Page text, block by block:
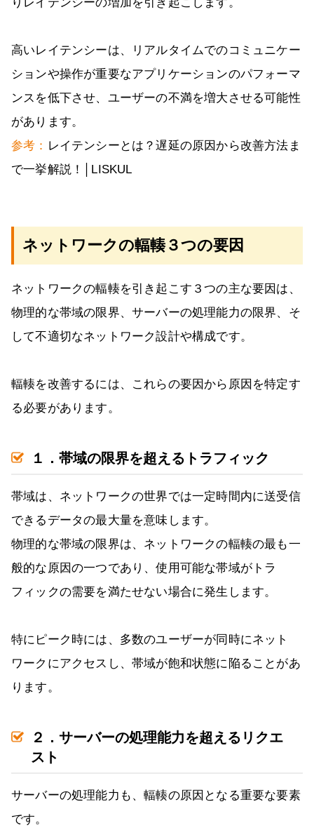
高いレイテンシーは、リアルタイムでのコミュニケー
ションや操作が重要なアプリケーションのパフォーマ
ンスを低下させ、ユーザーの不満を増大させる可能性
があります。
参考： レイテンシーとは？遅延の原因から改善方法ま
で一挙解説！│LISKUL
ネットワークの輻輳３つの要因
ネットワークの輻輳を引き起こす３つの主な要因は、
物理的な帯域の限界、サーバーの処理能力の限界、そ
して不適切なネットワーク設計や構成です。
輻輳を改善するには、これらの要因から原因を特定す
る必要があります。
１．帯域の限界を超えるトラフィック
帯域は、ネットワークの世界では一定時間内に送受信
できるデータの最大量を意味します。
物理的な帯域の限界は、ネットワークの輻輳の最も一
般的な原因の一つであり、使用可能な帯域がトラ
フィックの需要を満たせない場合に発生します。
特にピーク時には、多数のユーザーが同時にネット
ワークにアクセスし、帯域が飽和状態に陥ることがあ
ります。
２．サーバーの処理能力を超えるリクエ
スト
サーバーの処理能力も、輻輳の原因となる重要な要素
です。